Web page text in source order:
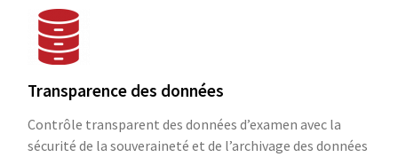
Transparence des données
Contrôle transparent des données d’examen avec la
sécurité de la souveraineté et de l’archivage des données